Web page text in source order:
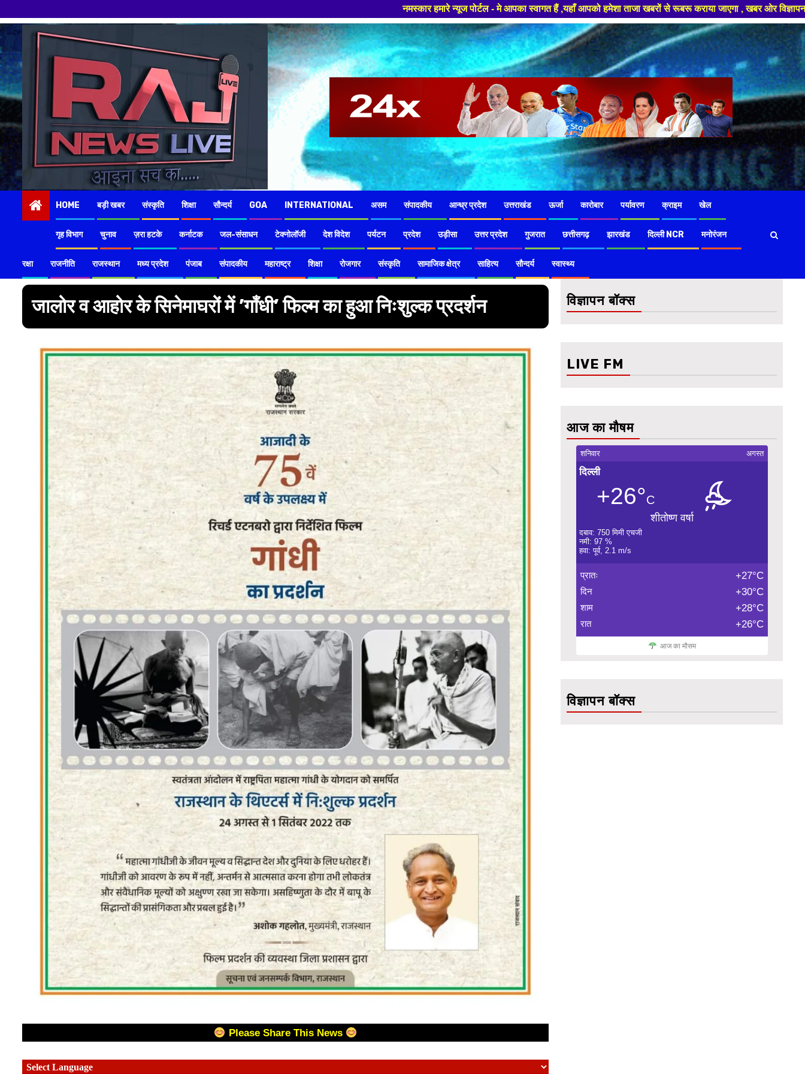
नमस्कार हमारे न्यूज पोर्टल - मे आपका स्वागत हैं ,यहाँ आपको हमेशा ताजा खबरों से रूबरू कराया जाएगा , खबर ओर विज्ञापन के लिए संपर्क करे +91 97826
Skip
to
content
HOME बड़ी खबर संस्कृति शिक्षा सौन्दर्य GOA INTERNATIONAL असम संपादकीय आन्ध्र प्रदेश उत्तराखंड ऊर्जा कारोबार पर्यावरण क्राइम खेल
गृह विभाग चुनाव ज़रा हटके कर्नाटक जल-संसाधन टेक्नोलॉजी देश विदेश पर्यटन प्रदेश उड़ीसा उत्तर प्रदेश गुजरात छत्तीसगढ़ झारखंड दिल्ली NCR मनोरंजन
रक्षा राजनीति राजस्थान मध्य प्रदेश पंजाब संपादकीय महाराष्ट्र शिक्षा रोजगार संस्कृति सामाजिक क्षेत्र साहित्य सौन्दर्य स्वास्थ्य
जालोर व आहोर के सिनेमाघरों में ’गाँधी’ फिल्म का हुआ निःशुल्क प्रदर्शन
Please Share This News
विज्ञापन बॉक्स
LIVE FM
आज का मौषम
शनिवार अगस्त
दिल्ली
+26°C
शीतोष्ण वर्षा
दबाव: 750 मिमी एचजी
नमी: 97 %
हवा: पूर्व, 2.1 m/s
प्रातः +27°C
दिन +30°C
शाम +28°C
रात +26°C
आज का मौसम
विज्ञापन बॉक्स